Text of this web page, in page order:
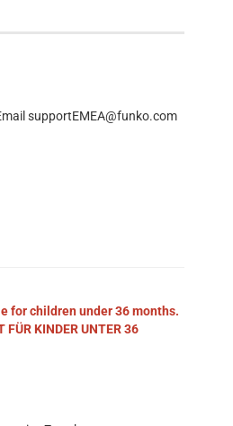
supportEMEA@funko.com
for children under 36 months.
FÜR KINDER UNTER 36